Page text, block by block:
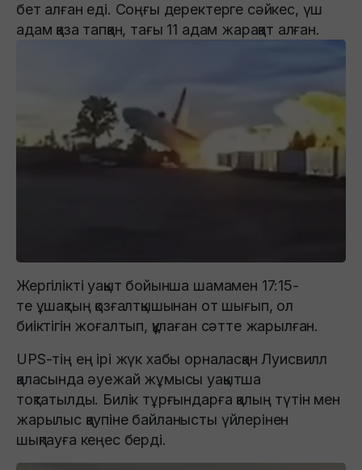
бет алған еді. Соңғы деректерге сәйкес, үш
адам қаза тапқан, тағы 11 адам жарақат алған.
Жергілікті уақыт бойынша шамамен 17:15-
те ұшақтың қозғалтқышынан от шығып, ол
биіктігін жоғалтып, құлаған сәтте жарылған.
UPS-тің ең ірі жүк хабы орналасқан Луисвилл
қаласында әуежай жұмысы уақытша
тоқтатылды. Билік тұрғындарға қалың түтін мен
жарылыс қаупіне байланысты үйлерінен
шықпауға кеңес берді.